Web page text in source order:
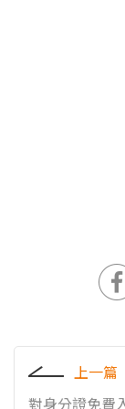
上一篇
對身分證免費